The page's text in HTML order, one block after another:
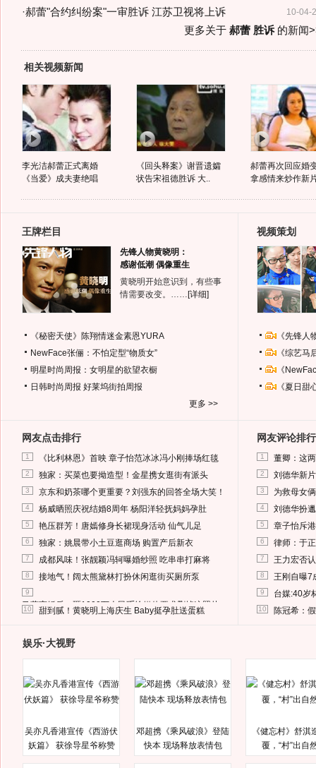
10-04-
·郝蕾"合约纠纷案"一审胜诉 江苏卫视将上诉
更多关于 郝蕾 胜诉的新闻
相关视频新闻
李光洁郝蕾正式离婚
《当爱》成夫妻绝唱
《回头释案》谢晋遗孀
状告宋祖德胜诉 大..
郝蕾再次回应婚
拿感情来炒作新
王牌栏目
先锋人物黄晓明：
感谢低潮 偶像重生
黄晓明开始意识到，有些事
情需要改变。…… [详细]
《秘密天使》陈翔情迷金素恩YURA
NewFace张俪：不怕定型“物质女”
明星时尚周报：女明星的欲望衣橱
日韩时尚周报 好莱坞街拍周报
更多 >>
视频策划
《先锋
《综艺
《
《夏日
网友点击排行
1 《比利林恩》首映 章子怡范冰冰冯小刚捧场红毯
2 独家：买菜也要拗造型！金星携女逛街有派头
3 京东和奶茶哪个更重要？刘强东的回答全场大笑！
4 杨威晒照庆祝结婚8周年 杨阳洋轻抚妈妈孕肚
5 艳压群芳！唐嫣修身长裙现身活动 仙气儿足
6 独家：姚晨带小土豆逛商场 购置产后新衣
7 成都风味！张靓颖冯轲曝婚纱照 吃串串打麻将
8 接地气！阔太熊黛林打扮休闲逛街买厕所泵
9
马蓉离婚后，砸1000万人民币给媒体要求删掉这照片
10 甜到腻！黄晓明上海庆生 Baby挺孕肚送蛋糕
网友评论排行
1 董卿：这
2 刘德华新
3 为救母女
4 刘德华扮
5 章子怡斥
6 律师：于
7 王力宏否
8 王刚自曝7
9 台媒:40岁
10 陈冠希：
娱乐·大视野
吴亦凡香港宣传《西游伏
妖篇》 获徐导星爷称赞
邓超携《乘风破浪》登陆
快本 现场释放表情包
《健忘村》舒淇
覆，“村”出自